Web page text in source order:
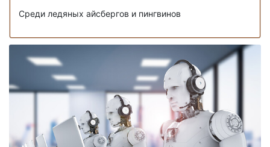
Среди ледяных айсбергов и пингвинов